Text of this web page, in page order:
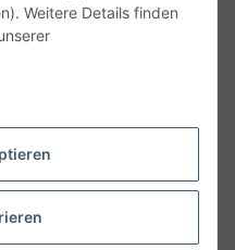
Weitere Details finden
Irrtümer und fehlerhafte
Datenblätter oder spezielle
der Artikel können